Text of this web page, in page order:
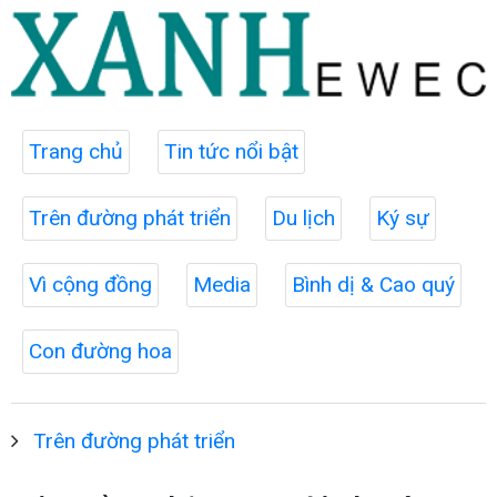
Trang chủ Tin tức nổi bật
Trên đường phát triển Du lịch Ký sự
Vì cộng đồng Media Bình dị & Cao quý
Con đường hoa
Trên đường phát triển